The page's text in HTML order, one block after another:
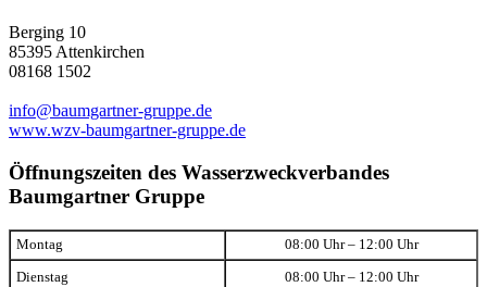
Berging 10
85395 Attenkirchen
08168 1502
info@baumgartner-gruppe.de
www.wzv-baumgartner-gruppe.de
Öffnungszeiten des Wasserzweckverbandes
Baumgartner Gruppe
Montag 08:00 Uhr – 12:00 Uhr
Dienstag 08:00 Uhr – 12:00 Uhr